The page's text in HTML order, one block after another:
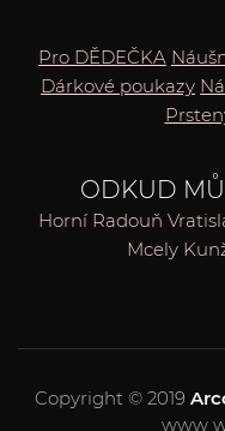
Pro DĚDEČKA
Dárkové poukazy
ODKUD
Horní Radouň
Mcely
Copyright © 2019
www